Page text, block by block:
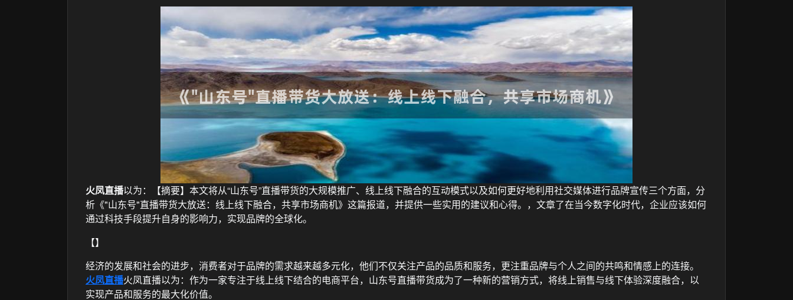
火凤直播以为：【摘要】本文将从“山东号”直播带货的大规模推广、线上线下融合的互动模式以及如何更好地利用社交媒体进行品牌宣传三个方面，分
析《"山东号"直播带货大放送：线上线下融合，共享市场商机》这篇报道，并提供一些实用的建议和心得。，文章了在当今数字化时代，企业应该如何
通过科技手段提升自身的影响力，实现品牌的全球化。
【】
经济的发展和社会的进步，消费者对于品牌的需求越来越多元化，他们不仅关注产品的品质和服务，更注重品牌与个人之间的共鸣和情感上的连接。
火凤直播火凤直播以为：作为一家专注于线上线下结合的电商平台，山东号直播带货成为了一种新的营销方式，将线上销售与线下体验深度融合，以
实现产品和服务的最大化价值。